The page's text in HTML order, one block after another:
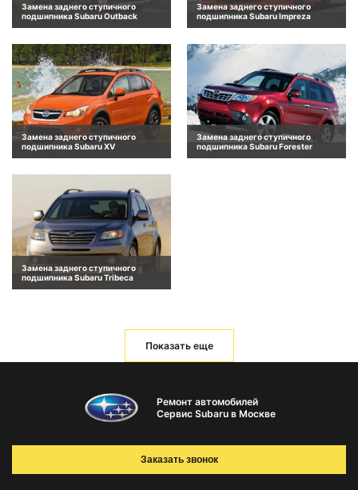
Замена заднего ступичного
подшипника Subaru Outback
Замена заднего ступичного
подшипника Subaru Impreza
Замена заднего ступичного
подшипника Subaru XV
Замена заднего ступичного
подшипника Subaru Forester
Замена заднего ступичного
подшипника Subaru Tribeca
Показать еще
Ремонт автомобилей
Сервис Subaru в Москве
Заказать звонок